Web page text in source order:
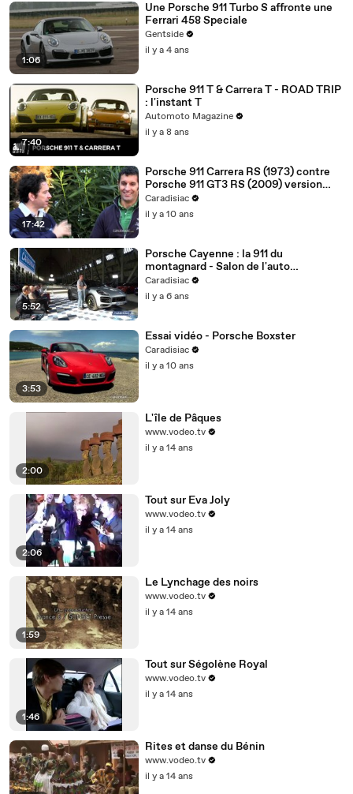
1:06
Une Porsche 911 Turbo S affronte une
Ferrari 458 Speciale
Gentside
il y a 4 ans
7:40
Porsche 911 T & Carrera T - ROAD TRIP
: l'instant T
Automoto Magazine
il y a 8 ans
17:42
Porsche 911 Carrera RS (1973) contre
Porsche 911 GT3 RS (2009) version
longue
Caradisiac
il y a 10 ans
5:52
Porsche Cayenne : la 911 du
montagnard - Salon de l'auto
Caradisiac 2020
Caradisiac
il y a 6 ans
3:53
Essai vidéo - Porsche Boxster
Caradisiac
il y a 10 ans
2:00
L'île de Pâques
www.vodeo.tv
il y a 14 ans
2:06
Tout sur Eva Joly
www.vodeo.tv
il y a 14 ans
1:59
Le Lynchage des noirs
www.vodeo.tv
il y a 14 ans
1:46
Tout sur Ségolène Royal
www.vodeo.tv
il y a 14 ans
Rites et danse du Bénin
www.vodeo.tv
il y a 14 ans